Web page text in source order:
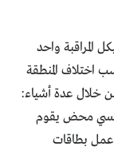
المراقبة واحد
اختلاف المنطقة
خلال عدة أشياء:
محض يقوم
عمل بطاقات